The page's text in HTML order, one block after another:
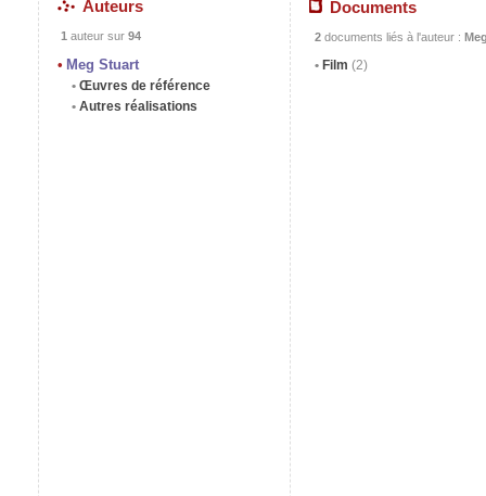
Auteurs
1 auteur sur 94
Meg Stuart
Œuvres de référence
Autres réalisations
Documents
2 documents liés à l'auteur :
Film (2)